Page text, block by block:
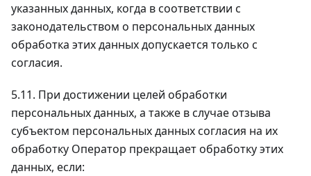
указанных данных, когда в соответствии с
законодательством о персональных данных
обработка этих данных допускается только с
согласия.
5.11. При достижении целей обработки
персональных данных, а также в случае отзыва
субъектом персональных данных согласия на их
обработку Оператор прекращает обработку этих
данных, если: